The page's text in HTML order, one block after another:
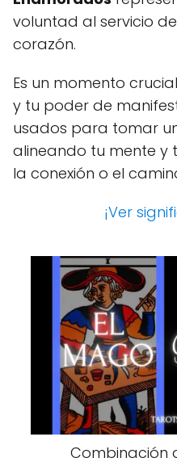
voluntad al servicio
corazón.
Es un momento
y tu poder de
usados para tomar
alineando tu mente y
la conexión o el
¡Ver
Combinación